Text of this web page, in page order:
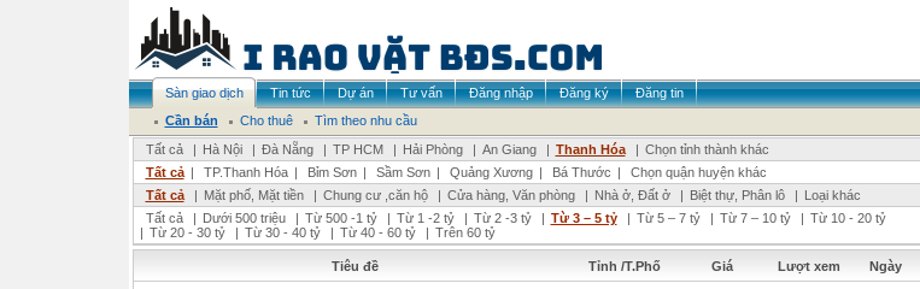
Sàn giao dịch Tin tức Dự án Tư vấn Đăng nhập Đăng ký
Đăng tin
Cần bán
Cho thuê
Tìm theo nhu cầu
Tất cả
| Hà Nội | Đà Nẵng | TP HCM | Hải Phòng | An Giang | Thanh Hóa | Chọn tỉnh thành khác
Tất cả | TP.Thanh Hóa | Bỉm Sơn | Sầm Sơn | Quảng Xương | Bá Thước |
Chọn quận huyện khác
Tất cả
| Mặt phố, Mặt tiền | Chung cư ,căn hộ | Cửa hàng, Văn phòng | Nhà ở, Đất ở | Biệt thự, Phân lô | Loại khác
Tất cả
| Dưới 500 triệu | Từ 500 -1 tỷ | Từ 1 -2 tỷ | Từ 2 -3 tỷ | Từ 3 – 5 tỷ | Từ 5 – 7 tỷ | Từ 7 – 10 tỷ | Từ 10 - 20 tỷ
| Từ 20 - 30 tỷ | Từ 30 - 40 tỷ | Từ 40 - 60 tỷ | Trên 60 tỷ
Tiêu đề Tỉnh /T.Phố Giá Lượt xem Ngày